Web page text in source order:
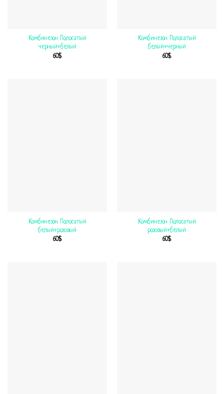
Комбинезон Полосатый
черный+белый
60$
Комбинезон Полосатый
белый+черный
60$
Комбинезон Полосатый
белый+розовый
60$
Комбинезон Полосатый
розовый+белый
60$